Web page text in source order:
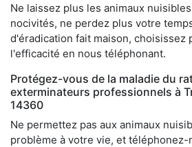
Ne laissez plus les animaux
nocivités, ne perdez plus votre
d'éradication fait maison, choisissez
l'efficacité en nous téléphonant.
Protégez-vous de la maladie du
exterminateurs professionnels à
14360
Ne permettez pas aux animaux
problème à votre vie, et téléphonez-